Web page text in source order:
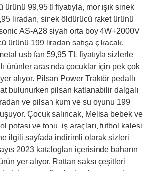
99,95 tl fiyatıyla, mor ışık sinek
liradan, sinek öldürücü raket ürünü
AS-A28 siyah orta boy 4W+2000V
ürünü 199 liradan satışa çıkacak.
usb fan 59,95 TL fiyatıyla sizlerle
ürünler arasında çocuklar için pek çok
alıyor. Pilsan Power Traktör pedallı
bulunurken pilsan katlanabilir dalgalı
ve pilsan kum ve su oyunu 199
Çocuk salıncak, Melisa bebek ve
potası ve topu, iş araçları, futbol kalesi
ilgili sayfada indirimli olarak sizleri
2023 katalogları içerisinde baharın
yer alıyor. Rattan saksı çeşitleri